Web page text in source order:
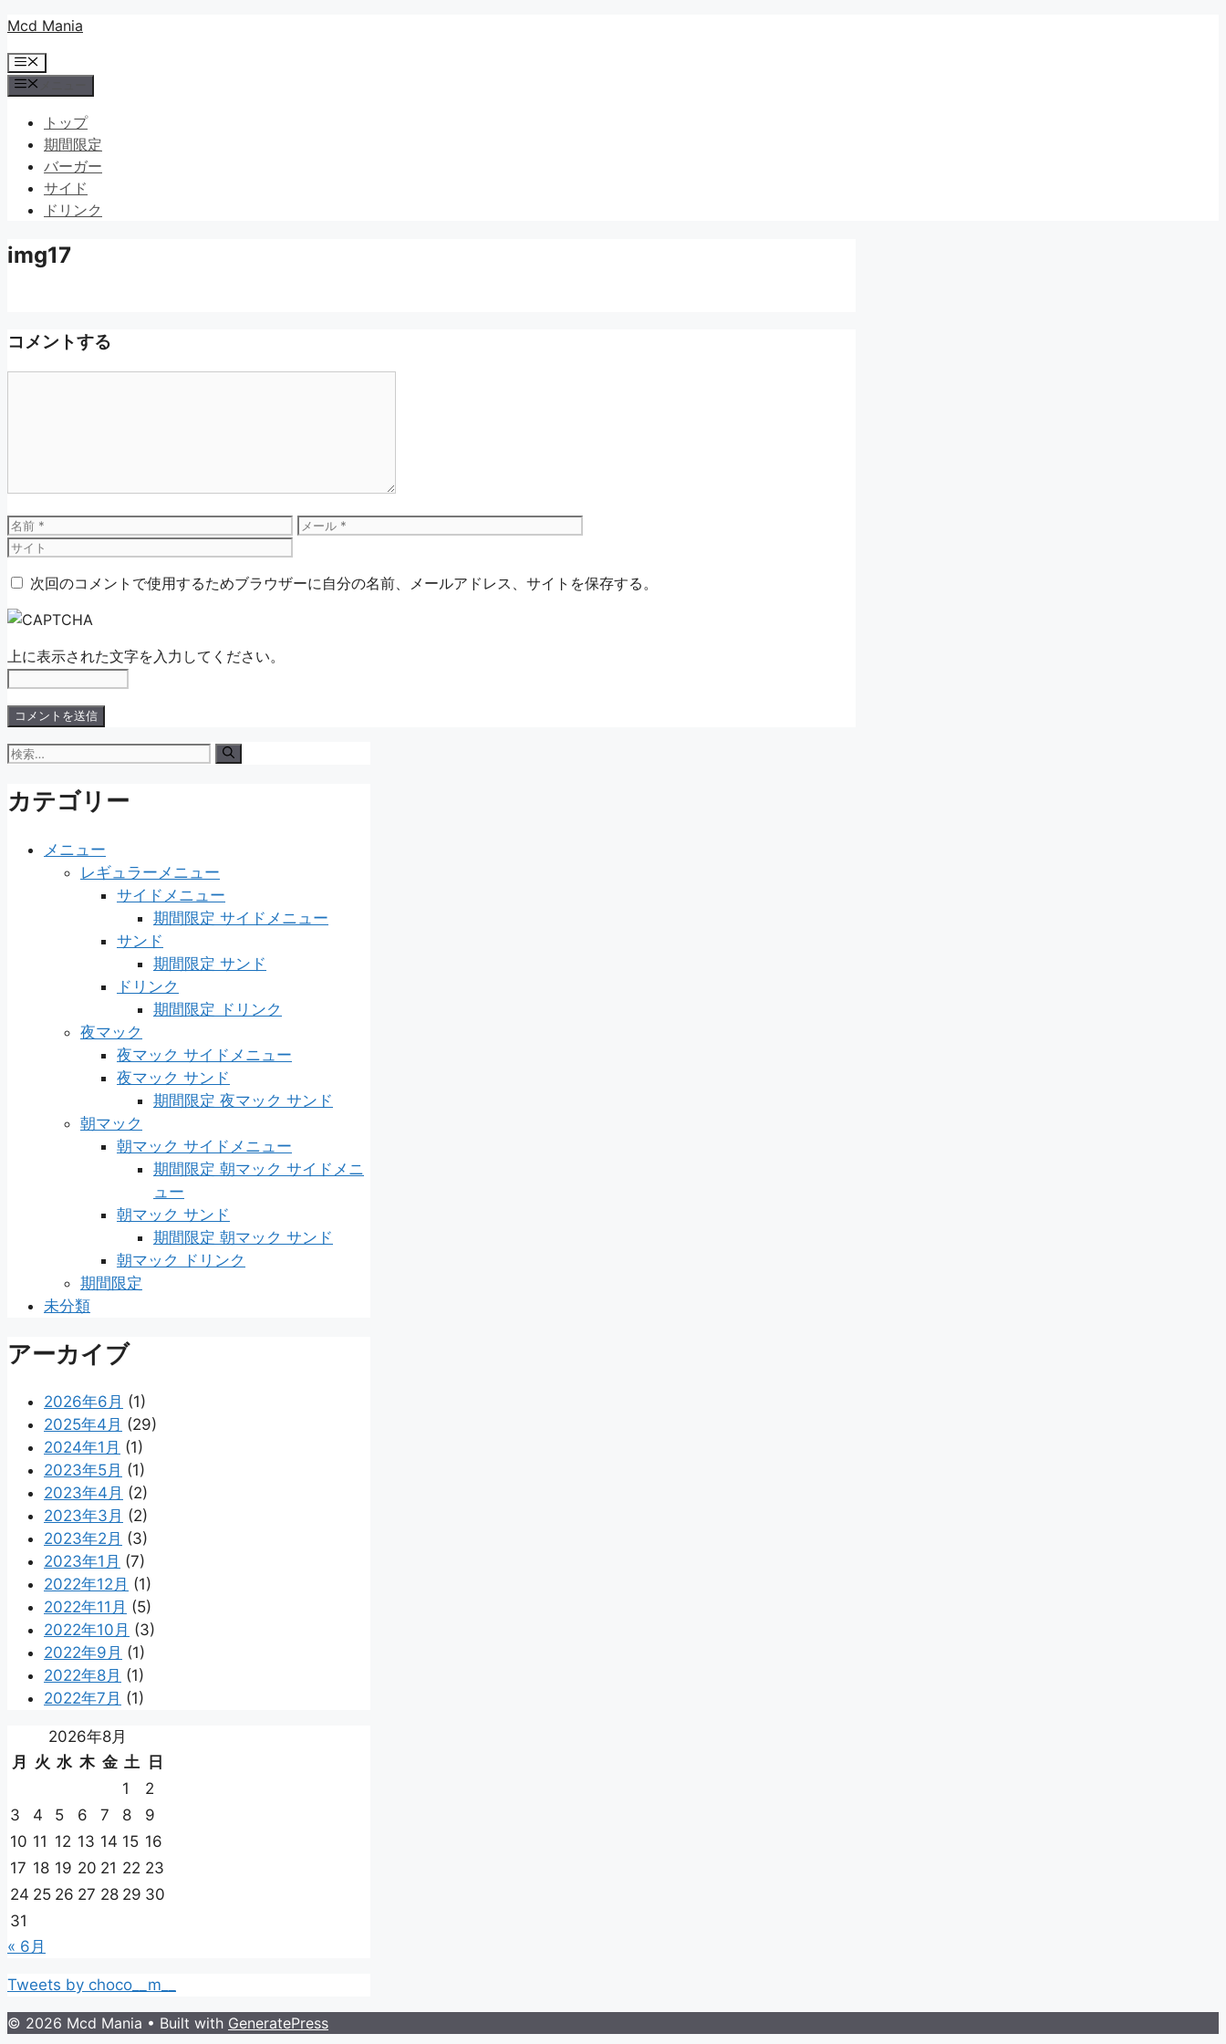
コ
テ
ン
Mcd Mania
メ
ニ
ュ
トップ
期間限定
バーガー
サイド
ドリンク
img17
コメントする
名
前
メ
次回のコメントで使用するためブラウザーに自分の名前、メールアドレス、サイトを保存する。
上に表示された文字を入力してください。
検
カテゴリー
メニュー
レギュラーメニュー
サイドメニュー
期間限定 サイドメニュー
サンド
期間限定 サンド
ドリンク
期間限定 ドリンク
夜マック
夜マック サイドメニュー
夜マック サンド
期間限定 夜マック サンド
朝マック
朝マック サイドメニュー
期間限定 朝マック サイドメニ
ュー
朝マック サンド
期間限定 朝マック サンド
朝マック ドリンク
期間限定
未分類
アーカイブ
2026年6月 (1)
2025年4月 (29)
2024年1月 (1)
2023年5月 (1)
2023年4月 (2)
2023年3月 (2)
2023年2月 (3)
2023年1月 (7)
2022年12月 (1)
2022年11月 (5)
2022年10月 (3)
2022年9月 (1)
2022年8月 (1)
2022年7月 (1)
2026年8月
月 火 水 木 金 土 日
1
2
3
4 5 6 7 8
9
10 11 12 13 14 15 16
17 18 19 20 21 22 23
24 25 26 27 28 29 30
31
« 6月
Tweets by choco__m__
© 2026 Mcd Mania • Built with GeneratePress